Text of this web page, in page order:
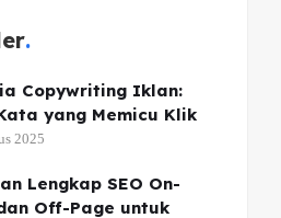
Copywriting Iklan:
yang Memicu Klik
2025
Lengkap SEO On-
Off-Page untuk